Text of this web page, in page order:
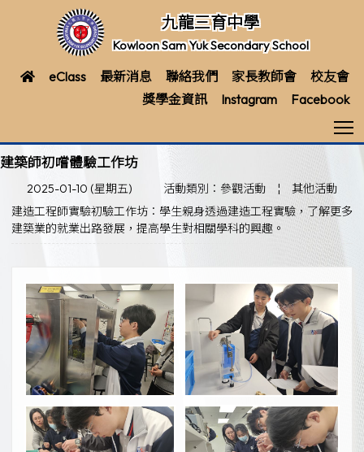
九龍三育中學
Kowloon Sam Yuk Secondary School
eClass 最新消息 聯絡我們 家長教師會
校友會
獎學金資訊
Instagram Facebook
建築師初嚐體驗工作坊
2025-01-10 (星期五) 活動類別：參觀活動 ¦
其他活動
建造工程師實驗初驗工作坊：學生親身透過建造工程實驗，了解更多
建築業的就業出路發展，提高學生對相關學科的興趣。